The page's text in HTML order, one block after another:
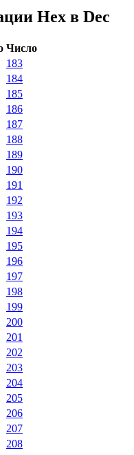
Hex в Dec
Число
183
184
185
186
187
188
189
190
191
192
193
194
195
196
197
198
199
200
201
202
203
204
205
206
207
208